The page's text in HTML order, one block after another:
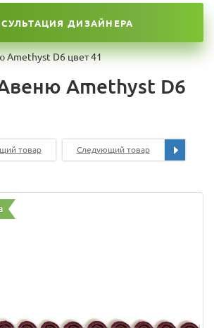
ДИЗАЙНЕРА
Amethyst D6 цвет 41
Amethyst D6
товар Следующий товар